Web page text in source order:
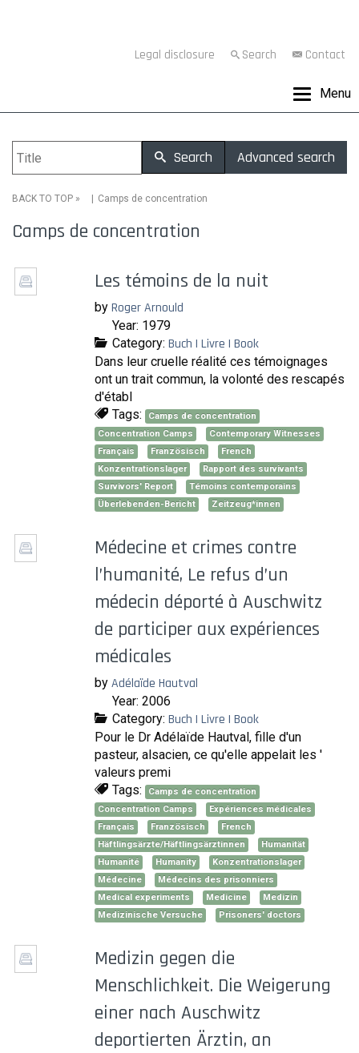
Legal disclosure Search Contact
Menu
Search Advanced search
BACK TO TOP » Camps de concentration
Camps de concentration
Les témoins de la nuit
by Roger Arnould
Year: 1979
Category: Buch | Livre | Book
Dans leur cruelle réalité ces témoignages
ont un trait commun, la volonté des rescapés
d'établ
Tags:
Camps de concentration
Concentration Camps
Contemporary Witnesses
Français
Französisch
French
Konzentrationslager
Rapport des survivants
Survivors' Report
Témoins contemporains
Überlebenden-Bericht
Zeitzeug*innen
Médecine et crimes contre
l’humanité, Le refus d’un
médecin déporté à Auschwitz
de participer aux expériences
médicales
by Adélaïde Hautval
Year: 2006
Category: Buch | Livre | Book
Pour le Dr Adélaïde Hautval, fille d'un
pasteur, alsacien, ce qu'elle appelait les '
valeurs premi
Tags:
Camps de concentration
Concentration Camps
Expériences médicales
Français
Französisch
French
Häftlingsärzte/Häftlingsärztinnen
Humanität
Humanité
Humanity
Konzentrationslager
Médecine
Médecins des prisonniers
Medical experiments
Medicine
Medizin
Medizinische Versuche
Prisoners' doctors
Medizin gegen die
Menschlichkeit. Die Weigerung
einer nach Auschwitz
deportierten Ärztin, an